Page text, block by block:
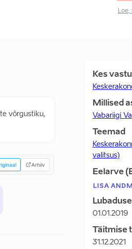
Loe,
võrgustiku,
Arhiiv
Kes
Millised
Vabariigi
Teemad
valitsus)
Eelarve
LISA
01.01.2019
Täitmise
31.12.2021